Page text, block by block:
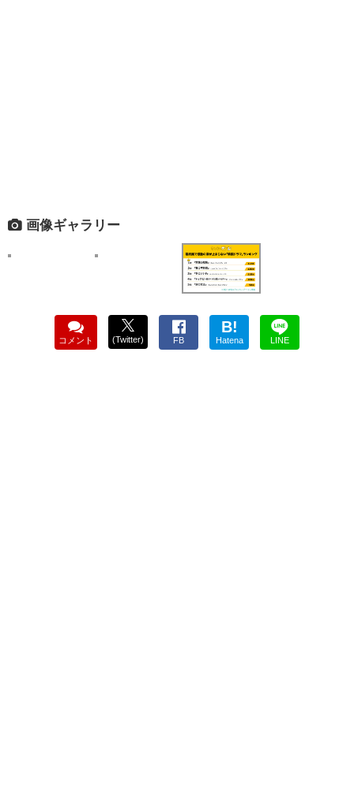
画像ギャラリー
コメント (Twitter) FB
B!
Hatena LINE